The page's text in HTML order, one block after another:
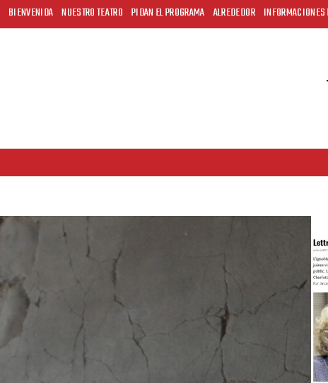
BIENVENIDA NUESTRO TEATRO PIDAN EL PROGRAMA ALREDEDOR INFORMACIONES